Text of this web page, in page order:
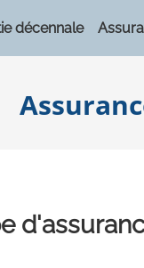
décennale